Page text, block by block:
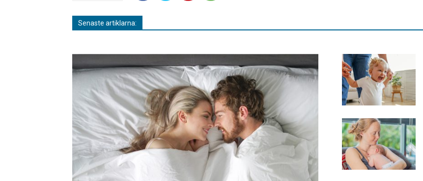
Senaste artiklarna: